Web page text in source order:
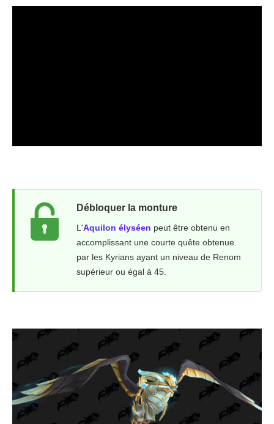
Débloquer la monture
L'Aquilon élyséen peut être obtenu en
accomplissant une courte quête obtenue
par les Kyrians ayant un niveau de Renom
supérieur ou égal à 45.